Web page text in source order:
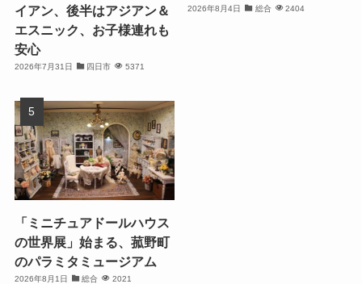
イアン、後半はアジアン＆
エスニック、お子様連れも
安心
2026年7月31日 四日市 5371
2026年8月4日 総合 2404
「ミニチュアドールハウス
の世界展」始まる、菰野町
のパラミタミュージアム
2026年8月1日 総合 2021